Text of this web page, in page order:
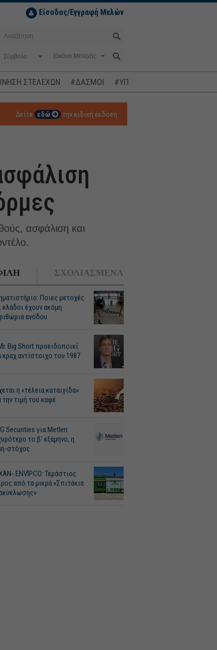
Είσοδος/Εγγραφή Μελών
Σύμβολο
ΣΤΕΛΕΧΩΝ #ΔΑΣΜΟΙ #ΥΠΟΚΛΟΠΕΣ
Δείτε εδώ την ειδική έκδοση
ασφάλιση και
ΣΧΟΛΙΑΣΜΕΝΑ
Ποιες μετοχές
κλάδοι έχουν ακόμη
ανόδου
Big Short προειδοποιεί
κραχ αντίστοιχο του 1987
η «τέλεια καταιγίδα»
την τιμή του καφέ
Securities για Metlen:
το β' εξάμηνο, η
στόχος
ENVIPCO: Τεράστιος
από τα μικρά «Σπιτάκια